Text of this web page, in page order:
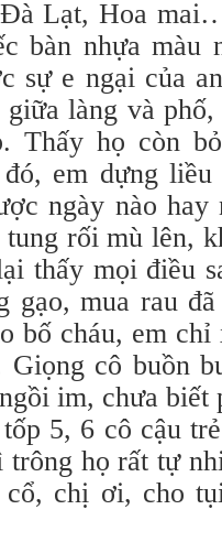
Lạt, Hoa
bàn nhựa màu
sự e ngại của
làng và
Thấy họ còn
em dựng
ngày nào
rối mù lên,
thấy mọi điều
gạo, mua rau
bố cháu, em
Giọng cô buồn
im, chưa biết
5, 6 cô cậu
trông họ rất tự
chị ơi, cho